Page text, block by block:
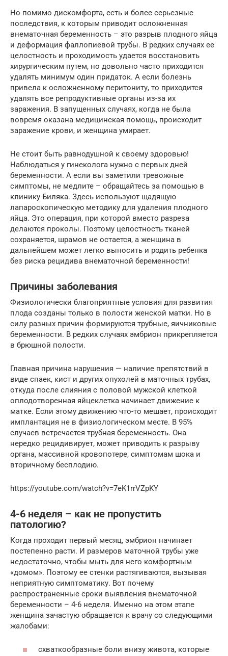
Но помимо дискомфорта, есть и более серьезные
последствия, к которым приводит осложненная
внематочная беременность – это разрыв плодного яйца
и деформация фаллопиевой трубы. В редких случаях ее
целостность и проходимость удается восстановить
хирургическим путем, но довольно часто приходится
удалять минимум один придаток. А если болезнь
привела к осложненному перитониту, то приходится
удалять все репродуктивные органы из-за их
заражения. В запущенных случаях, когда не была
вовремя оказана медицинская помощь, происходит
заражение крови, и женщина умирает.
Не стоит быть равнодушной к своему здоровью!
Наблюдаться у гинеколога нужно с первых дней
беременности. А если вы заметили тревожные
симптомы, не медлите – обращайтесь за помощью в
клинику Биляка. Здесь используют щадящую
лапароскопическую методику для удаления плодного
яйца. Это операция, при которой вместо разреза
делаются проколы. Поэтому целостность тканей
сохраняется, шрамов не остается, а женщина в
дальнейшем может легко выносить и родить ребенка
без риска рецидива внематочной беременности!
Причины заболевания
Физиологически благоприятные условия для развития
плода созданы только в полости женской матки. Но в
силу разных причин формируются трубные, яичниковые
беременности. В редких случаях эмбрион прикрепляется
в брюшной полости.
Главная причина нарушения — наличие препятствий в
виде спаек, кист и других опухолей в маточных трубах,
откуда после слияния с половой мужской клеткой
оплодотворенная яйцеклетка начинает движение к
матке. Если этому движению что-то мешает, происходит
имплантация не в физиологическом месте. В 95%
случаев встречается трубная беременность. Она
нередко рецидивирует, может приводить к разрыву
органа, массивной кровопотере, симптомам шока и
вторичному бесплодию.
https://youtube.com/watch?v=7eK1rrVZpKY
4-6 неделя – как не пропустить
патологию?
Когда проходит первый месяц, эмбрион начинает
постепенно расти. И размеров маточной трубы уже
недостаточно, чтобы мыть для него комфортным
«домом». Поэтому ее стенки растягиваются, вызывая
неприятную симптоматику. Вот почему
распространенные сроки выявления внематочной
беременности – 4-6 неделя. Именно на этом этапе
женщина зачастую обращается к врачу со следующими
жалобами:
схваткообразные боли внизу живота, которые